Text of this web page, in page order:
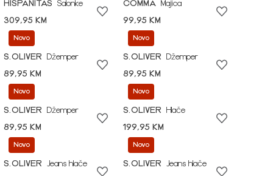
HISPANITAS
Salonke
309,95 KM
COMMA
Majica
99,95 KM
Novo
S.OLIVER
Džemper
89,95 KM
Novo
S.OLIVER
Džemper
89,95 KM
Novo
S.OLIVER
Džemper
89,95 KM
Novo
S.OLIVER
Hlače
199,95 KM
Novo
S.OLIVER
Jeans hlače
Novo
S.OLIVER
Jeans hlače